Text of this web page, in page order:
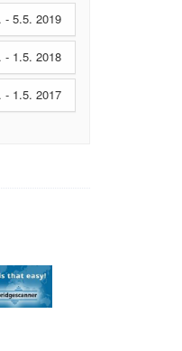
- 5.5. 2019
- 1.5. 2018
- 1.5. 2017